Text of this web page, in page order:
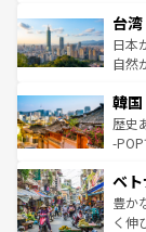
ならで
情報
れる
人々
ク、
ワイを、
はコ
リア
ク）
ど、
いる
ビン
い。
参照
台湾
日本
自然
ン）
と山
驚き
容に
照し
韓国
歴史
-
き、
でき
まで
ベ
豊か
く伸